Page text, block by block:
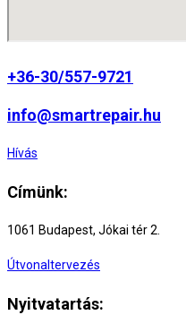
+36-30/557-9721
info@smartrepair.hu
Hívás
Címünk:
1061 Budapest, Jókai tér 2.
Útvonaltervezés
Nyitvatartás: